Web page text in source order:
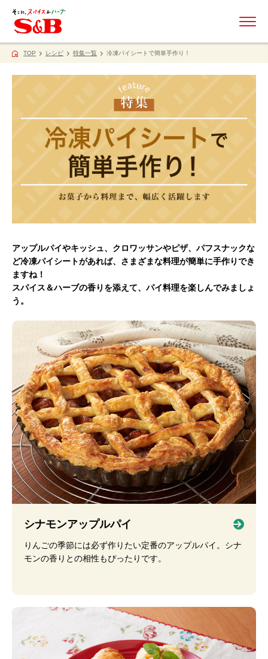
TOP レシピ 特集一覧 冷凍パイシートで簡単手作り！
アップルパイやキッシュ、クロワッサンやピザ、パフスナックな
ど冷凍パイシートがあれば、さまざまな料理が簡単に手作りでき
ますね！
スパイス＆ハーブの香りを添えて、パイ料理を楽しんでみましょ
う。
シナモンアップルパイ
りんごの季節には必ず作りたい定番のアップルパイ。シナ
モンの香りとの相性もぴったりです。